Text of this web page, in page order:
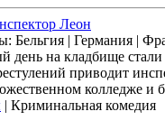
Леон
Бельгия | Германия |
день на кладбище
приводит
колледже и
| Криминальная комедия